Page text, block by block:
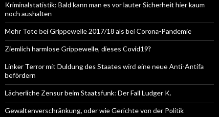
Kriminalstatistik: Bald kann man es vor lauter Sicherheit hier kaum
noch aushalten
Mehr Tote bei Grippewelle 2017/18 als bei Corona-Pandemie
Ziemlich harmlose Grippewelle, dieses Covid19?
Linker Terror mit Duldung des Staates wird eine neue Anti-Antifa
befördern
Lächerliche Zensur beim Staatsfunk: Der Fall Ludger K.
Gewaltenverschränkung, oder wie Gerichte von der Politik